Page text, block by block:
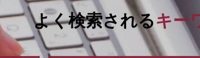
よく検索されるキー